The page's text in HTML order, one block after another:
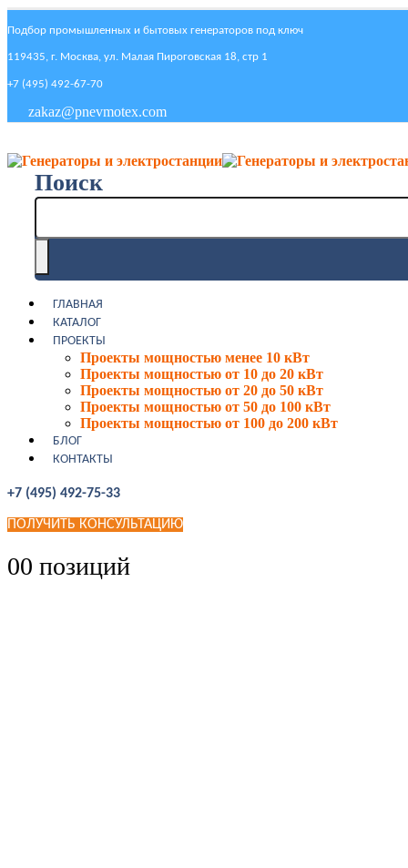
Подбор промышленных и бытовых генераторов под ключ
119435, г. Москва, ул. Малая Пироговская 18, стр 1
+7 (495) 492-67-70
zakaz@pnevmotex.com
Поиск
ГЛАВНАЯ
КАТАЛОГ
ПРОЕКТЫ
Проекты мощностью менее 10 кВт
Проекты мощностью от 10 до 20 кВт
Проекты мощностью от 20 до 50 кВт
Проекты мощностью от 50 до 100 кВт
Проекты мощностью от 100 до 200 кВт
БЛОГ
КОНТАКТЫ
+7 (495) 492-75-33
ПОЛУЧИТЬ КОНСУЛЬТАЦИЮ
00 позиций